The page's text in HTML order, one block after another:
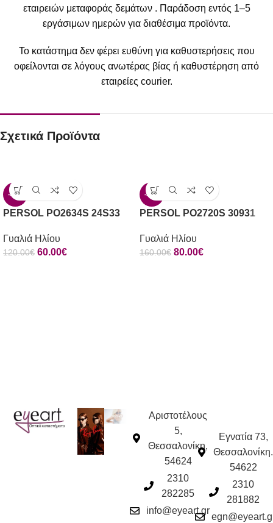
εταιρειών μεταφοράς δεμάτων . Παράδοση εντός 1–5
εργάσιμων ημερών για διαθέσιμα προϊόντα.
Το κατάστημα δεν φέρει ευθύνη για καθυστερήσεις που
οφείλονται σε λόγους ανωτέρας βίας ή καθυστέρηση από
εταιρείες courier.
Σχετικά Προϊόντα
-50%
PERSOL PO2634S 24S33
Γυαλιά Ηλίου
120.00€ 60.00€
-50%
PERSOL PO2720S 30931
Γυαλιά Ηλίου
160.00€ 80.00€
Αριστοτέλους
5,
Θεσσαλονίκη,
54624
2310
282285
info@eyeart.gr
Εγνατία 73,
Θεσσαλονίκη.
54622
2310
281882